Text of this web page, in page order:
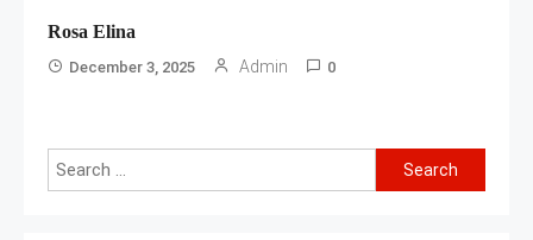
Rosa Elina
December 3, 2025 Admin 0
Search
for: